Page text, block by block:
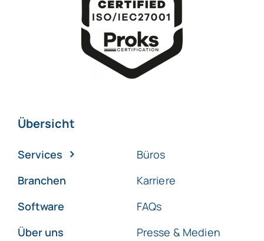
Übersicht
Services
Branchen
Software
Über uns
Büros
Karriere
FAQs
Presse & Medien